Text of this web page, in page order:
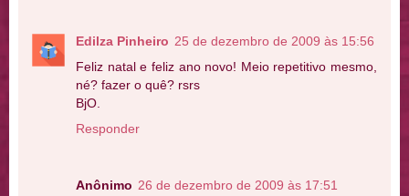
Edilza Pinheiro 25 de dezembro de 2009 às 15:56
Feliz natal e feliz ano novo! Meio repetitivo mesmo,
né? fazer o quê? rsrs
BjO.
Responder
Anônimo 26 de dezembro de 2009 às 17:51